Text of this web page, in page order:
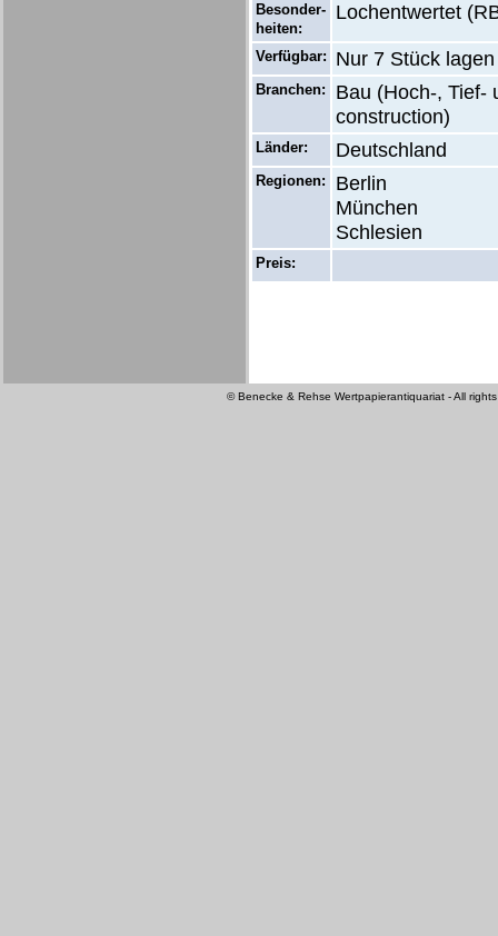
Besonder-
heiten:
Lochentwertet
Verfügbar: Nur 7 Stück
Branchen:
Bau (Hoch-, Tief-
construction)
Länder: Deutschland
Regionen:
Berlin
München
Schlesien
Preis:
© Benecke & Rehse Wertpapierantiquariat - All